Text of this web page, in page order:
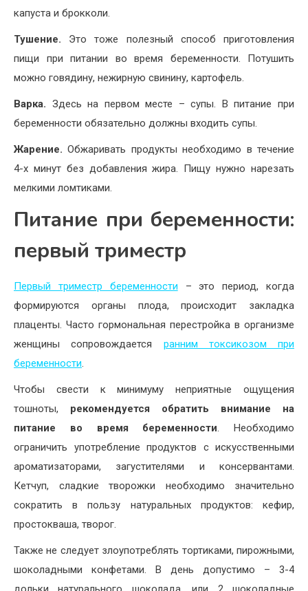
капуста и брокколи.
Тушение. Это тоже полезный способ приготовления
пищи при питании во время беременности. Потушить
можно говядину, нежирную свинину, картофель.
Варка. Здесь на первом месте – супы. В питание при
беременности обязательно должны входить супы.
Жарение. Обжаривать продукты необходимо в течение
4-х минут без добавления жира. Пищу нужно нарезать
мелкими ломтиками.
Питание при беременности:
первый триместр
Первый триместр беременности – это период, когда
формируются органы плода, происходит закладка
плаценты. Часто гормональная перестройка в организме
женщины сопровождается ранним токсикозом при
беременности.
Чтобы свести к минимуму неприятные ощущения
тошноты, рекомендуется обратить внимание на
питание во время беременности. Необходимо
ограничить употребление продуктов с искусственными
ароматизаторами, загустителями и консервантами.
Кетчуп, сладкие творожки необходимо значительно
сократить в пользу натуральных продуктов: кефир,
простокваша, творог.
Также не следует злоупотреблять тортиками, пирожными,
шоколадными конфетами. В день допустимо – 3-4